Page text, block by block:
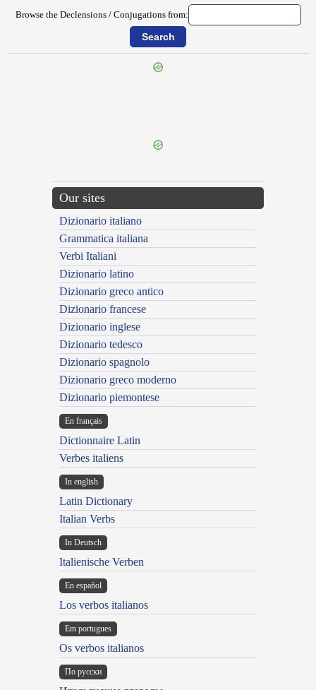
Browse the Declensions / Conjugations from:
Our sites
Dizionario italiano
Grammatica italiana
Verbi Italiani
Dizionario latino
Dizionario greco antico
Dizionario francese
Dizionario inglese
Dizionario tedesco
Dizionario spagnolo
Dizionario greco moderno
Dizionario piemontese
En français
Dictionnaire Latin
Verbes italiens
In english
Latin Dictionary
Italian Verbs
In Deutsch
Italienische Verben
En español
Los verbos italianos
Em portugues
Os verbos italianos
По русски